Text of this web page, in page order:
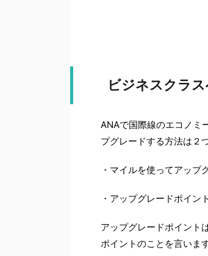
ビジネスクラ
ANAで国際線のエコノミ
プグレードする方法は２
・マイルを使ってアップ
・アップグレードポイン
アップグレードポイント
ポイントのことを言いま